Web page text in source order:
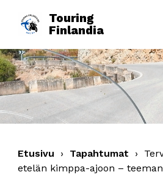
Touring
Finlandia
Etusivu › Tapahtumat ›
etelän kimppa-ajoon –